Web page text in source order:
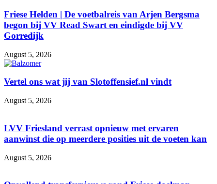
Friese Helden | De voetbalreis van Arjen Bergsma
begon bij VV Read Swart en eindigde bij VV
Gorredijk
August 5, 2026
Vertel ons wat jij van Slotoffensief.nl vindt
August 5, 2026
LVV Friesland verrast opnieuw met ervaren
aanwinst die op meerdere posities uit de voeten kan
August 5, 2026